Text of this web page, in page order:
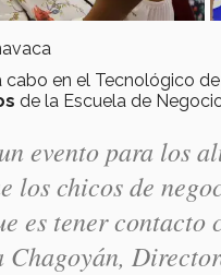
cabo en el Tecnológico
de la Escuela de
evento para los
los chicos de
es tener